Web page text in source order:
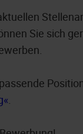
Sie sich
.